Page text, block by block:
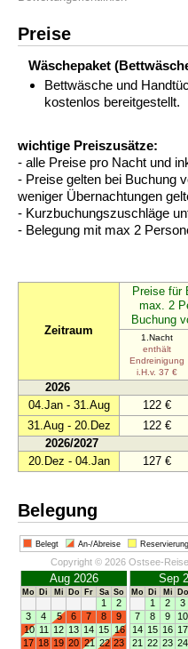
Preise
Wäschepaket
Bettwäsche und
kostenlos bereitgestellt.
wichtige Preiszusätze:
- alle Preise pro Nacht und
- Preise gelten bei Buchung
weniger Übernachtungen
- Kurzbuchungszuschläge
- Belegung mit max 2
Zeitraum
Preise für
max. 2
Buchung
1.Nacht
enthält
Endreinigung
i.H.v. 37 €
2026
04.Jan - 31.Aug
122 €
31.Aug - 20.Dez 122 €
2026/2027
20.Dez - 04.Jan
127 €
Belegung
Belegt An-/Abreise Reservierung
Copyright © 2026 Ostsee-
Aug 2026
Mo Di Mi Do Fr Sa So
1
2
3
4 5 6 7 8
9
10 11 12 13 14 15 16
17 18 19 20 21 22 23
Sep
Mo Di Mi Do
1 2 3
7
8 9 10
14 15 16 17
21 22 23 24